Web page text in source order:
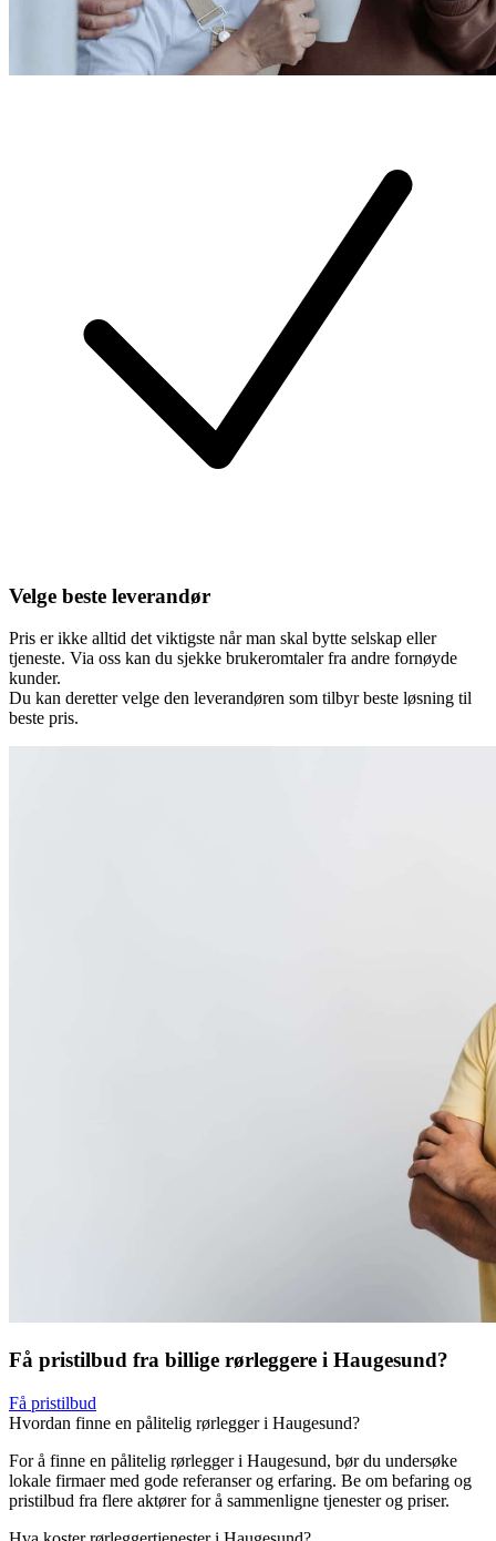
Velge beste leverandør
Pris er ikke alltid det viktigste når man skal bytte selskap eller
tjeneste. Via oss kan du sjekke brukeromtaler fra andre fornøyde
kunder.
Du kan deretter velge den leverandøren som tilbyr beste løsning til
beste pris.
Få pristilbud fra billige rørleggere i Haugesund?
Få pristilbud
Hvordan finne en pålitelig rørlegger i Haugesund?
For å finne en pålitelig rørlegger i Haugesund, bør du undersøke
lokale firmaer med gode referanser og erfaring. Be om befaring og
pristilbud fra flere aktører for å sammenligne tjenester og priser.